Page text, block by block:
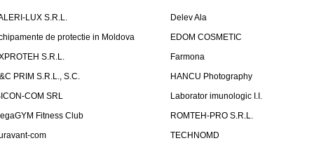
LUX S.R.L.
Delev Ala
de protectie in Moldova
EDOM COSMETIC
S.R.L.
Farmona
PRIM S.R.L., S.C.
HANCU Photography
COM SRL
Laborator imunologic I.I.
Fitness Club
ROMTEH-PRO S.R.L.
com
TECHNOMD